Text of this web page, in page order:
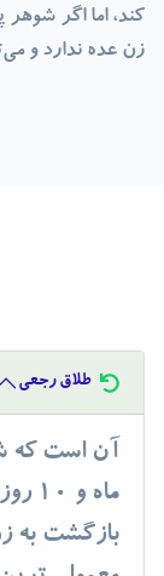
کند، اما اگر
زن عده ندارد و
طلاق رجعی
بازگشت به